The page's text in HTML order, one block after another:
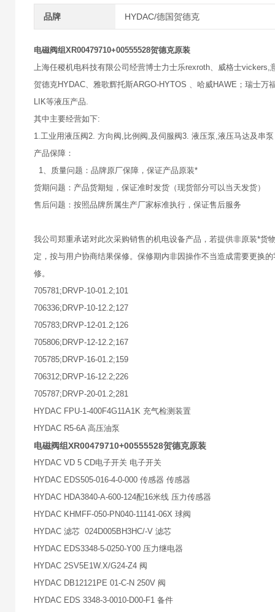
品牌 HYDAC/德国贺德克
电磁阀组XR00479710+00555528贺德克原装
上海任稷机电科技有限公司经营博士力士乐rexroth、威格士
贺德克HYDAC、雅歌辉托斯ARGO-HYTOS 、哈威HAWE；瑞士
LIK等液压产品.
其中主要经营如下:
1.工业用液压阀2. 方向阀,比例阀,及伺服阀3. 液压泵,液压马达及串
产品保障：
1、质量问题：品牌原厂保障，保证产品原装*
货期问题：产品货期短，保证准时发货（现货部分可以当天发货）
售后问题：按照品牌所属生产厂家标准执行，保证售后服务
我公司郑重承诺对此次采购销售的机电设备产品，若提供非原装*
定，按与用户协商结果保修。保修期内非因操作不当造成需要更换
修。
705781;DRVP-10-01.2;101
706336;DRVP-10-12.2;127
705783;DRVP-12-01.2;126
705806;DRVP-12-12.2;167
705785;DRVP-16-01.2;159
706312;DRVP-16-12.2;226
705787;DRVP-20-01.2;281
HYDAC FPU-1-400F4G11A1K 充气检测装置
HYDAC R5-6A 高压油泵
电磁阀组XR00479710+00555528贺德克原装
HYDAC VD 5 CD电子开关 电子开关
HYDAC EDS505-016-4-0-000 传感器 传感器
HYDAC HDA3840-A-600-124配16米线 压力传感器
HYDAC KHMFF-050-PN040-11141-06X 球阀
HYDAC 滤芯 024D005BH3HC/-V 滤芯
HYDAC EDS3348-5-0250-Y00 压力继电器
HYDAC 2SV5E1W.X/G24-Z4 阀
HYDAC DB12121PE 01-C-N 250V 阀
HYDAC EDS 3348-3-0010-D00-F1 备件